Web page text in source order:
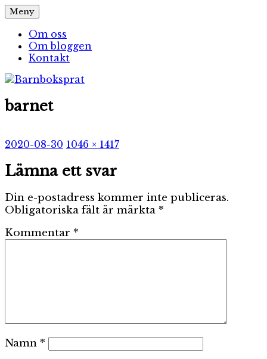
Hoppa
till
innehåll
Barnboksprat
– en blogg om barnböcker
Meny
Om oss
Om bloggen
Kontakt
barnet
Publicerat
2020-08-30 Full
1046 × 1417
Lämna ett svar
Din e-postadress kommer inte publiceras.
Obligatoriska fält är märkta *
Kommentar *
Namn *